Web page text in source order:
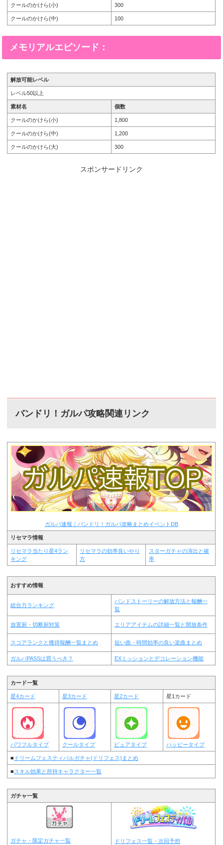
クールのかけら(小) 300
クールのかけら(中) 100
メモリアルエピソード：
解放可能レベル
レベル50以上
素材名 個数
クールのかけら(小) 1,800
クールのかけら(中) 1,200
クールのかけら(大) 300
スポンサードリンク
バンドリ！ガルパ攻略関連リンク
ガルパ速報｜バンドリ！ガルパ攻略まとめイベントDB
リセマラ情報
リセマラ当たり星4ラン
キング
リセマラの効率良いやり
方
スターガチャの演出と確
率
おすすめ情報
総合力ランキング
バンドストーリーの解放方法と報酬一
覧
放置厨・切断厨対策 エリアアイテムの詳細一覧と開放条件
スコアランクと獲得報酬一覧まとめ 短い曲・時間効率の良い楽曲まとめ
ガルパPASSは買うべき？ EXミッションとデコレーション機能
カード一覧
星4カード 星3カード 星2カード 星1カード
パワフルタイプ クールタイプ ピュアタイプ ハッピータイプ
■ ドリームフェスティバルガチャ(ドリフェス)まとめ
■スキル効果と所持キャラクター一覧
ガチャ一覧
ガチャ・限定ガチャ一覧 ドリフェス一覧・次回予想